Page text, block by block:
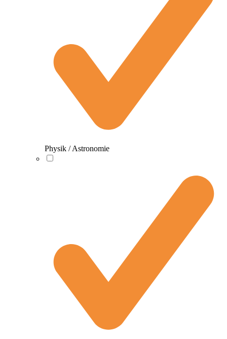
Physik / Astronomie